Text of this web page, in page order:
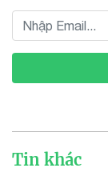
Tin khác